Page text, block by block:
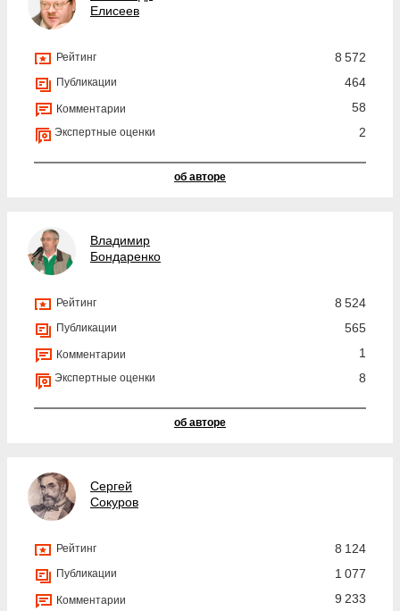
Елисеев
Рейтинг 8 572
Публикации 464
Комментарии 58
Экспертные оценки 2
об авторе
Владимир
Бондаренко
Рейтинг 8 524
Публикации 565
Комментарии 1
Экспертные оценки 8
об авторе
Сергей
Сокуров
Рейтинг 8 124
Публикации 1 077
Комментарии 9 233